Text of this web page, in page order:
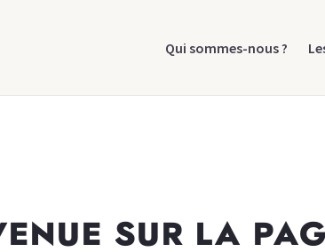
Qui sommes-nous ?
SUR LA